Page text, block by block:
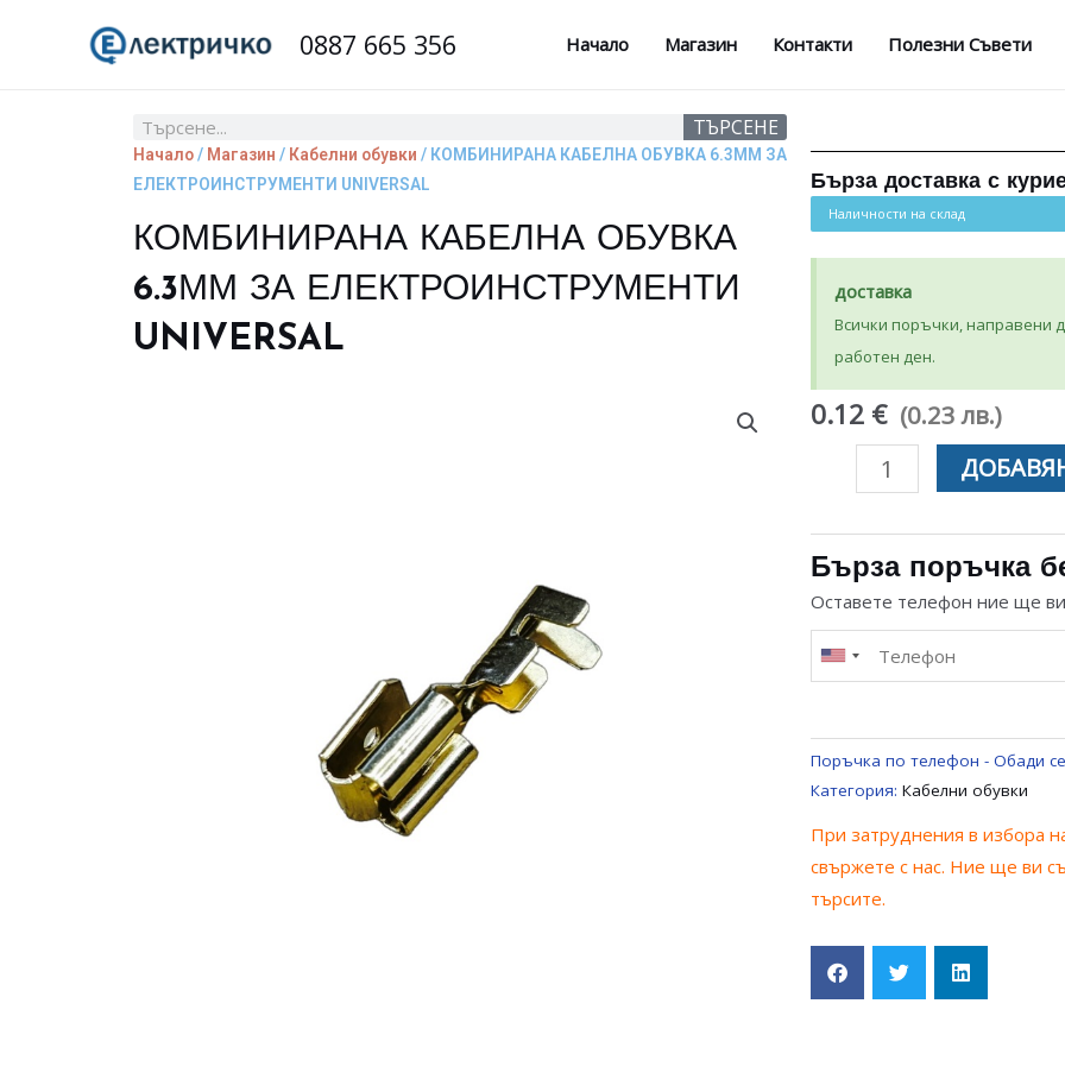
0887 665 356 Начало Магазин Контакти Полезни Съвети
Search ТЪРСЕНЕ
Начало/ Магазин / Кабелни обувки / КОМБИНИРАНА КАБЕЛНА ОБУВКА 6.3ММ ЗА
ЕЛЕКТРОИНСТРУМЕНТИ UNIVERSAL
КОМБИНИРАНА КАБЕЛНА ОБУВКА
6.3ММ ЗА ЕЛЕКТРОИНСТРУМЕНТИ
UNIVERSAL
Бърза доставка с
Наличности на склад
доставка
Всички поръчки, направени
работен ден.
0.12 € (0.23 лв.)
количество
КАБЕЛНА
ОБУВКА
ЗА
ЕЛЕКТРОИНСТРУМЕНТИ
Бърза поръчка
Оставете телефон ние ще
Поръчка по телефон - Обади
Категория: Кабелни обувки
При затруднения в избора
свържете с нас. Ние ще ви
търсите.